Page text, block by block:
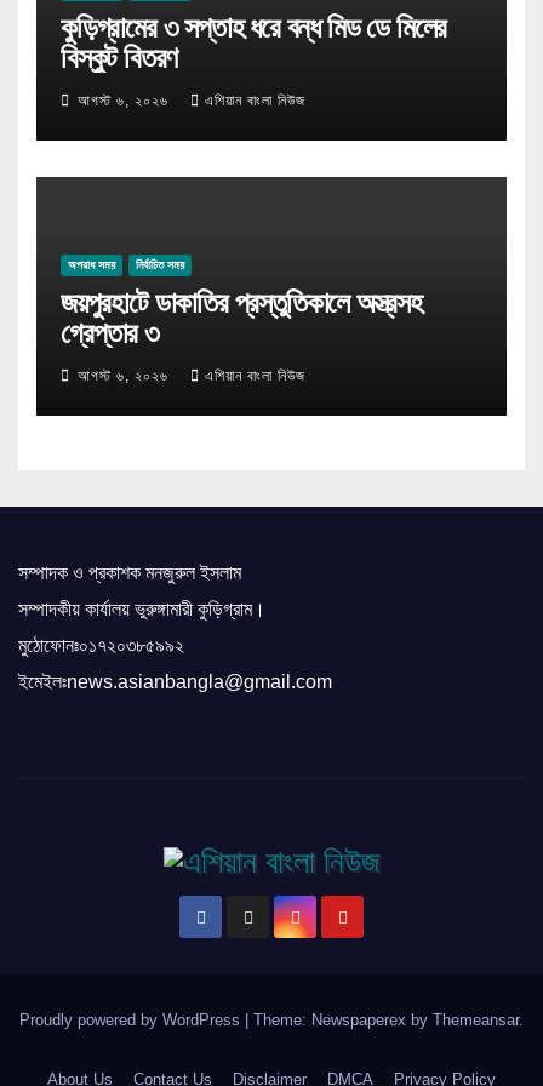
কুড়িগ্রামের ৩ সপ্তাহ ধরে বন্ধ মিড ডে মিলের
বিস্কুট বিতরণ
আগস্ট ৬, ২০২৬ এশিয়ান বাংলা নিউজ
অপরাধ সময় নির্বাচিত সময়
জয়পুরহাটে ডাকাতির প্রস্তুতিকালে অস্ত্রসহ
গ্রেপ্তার ৩
আগস্ট ৬, ২০২৬ এশিয়ান বাংলা নিউজ
সম্পাদক ও প্রকাশক মনজুরুল ইসলাম
সম্পাদকীয় কার্যালয় ভুরুঙ্গামারী কুড়িগ্রাম।
মুঠোফোনঃ০১৭২০৩৮৫৯৯২
ইমেইলঃnews.asianbangla@gmail.com
Proudly powered by WordPress Theme: Newspaperex by Themeansar.
About Us Contact Us Disclaimer DMCA Privacy Policy